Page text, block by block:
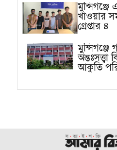
মুন্সিগঞ্জে
খাওয়ার
গ্রেপ্তার ৪
মুন্সিগঞ্জে
আকুতি